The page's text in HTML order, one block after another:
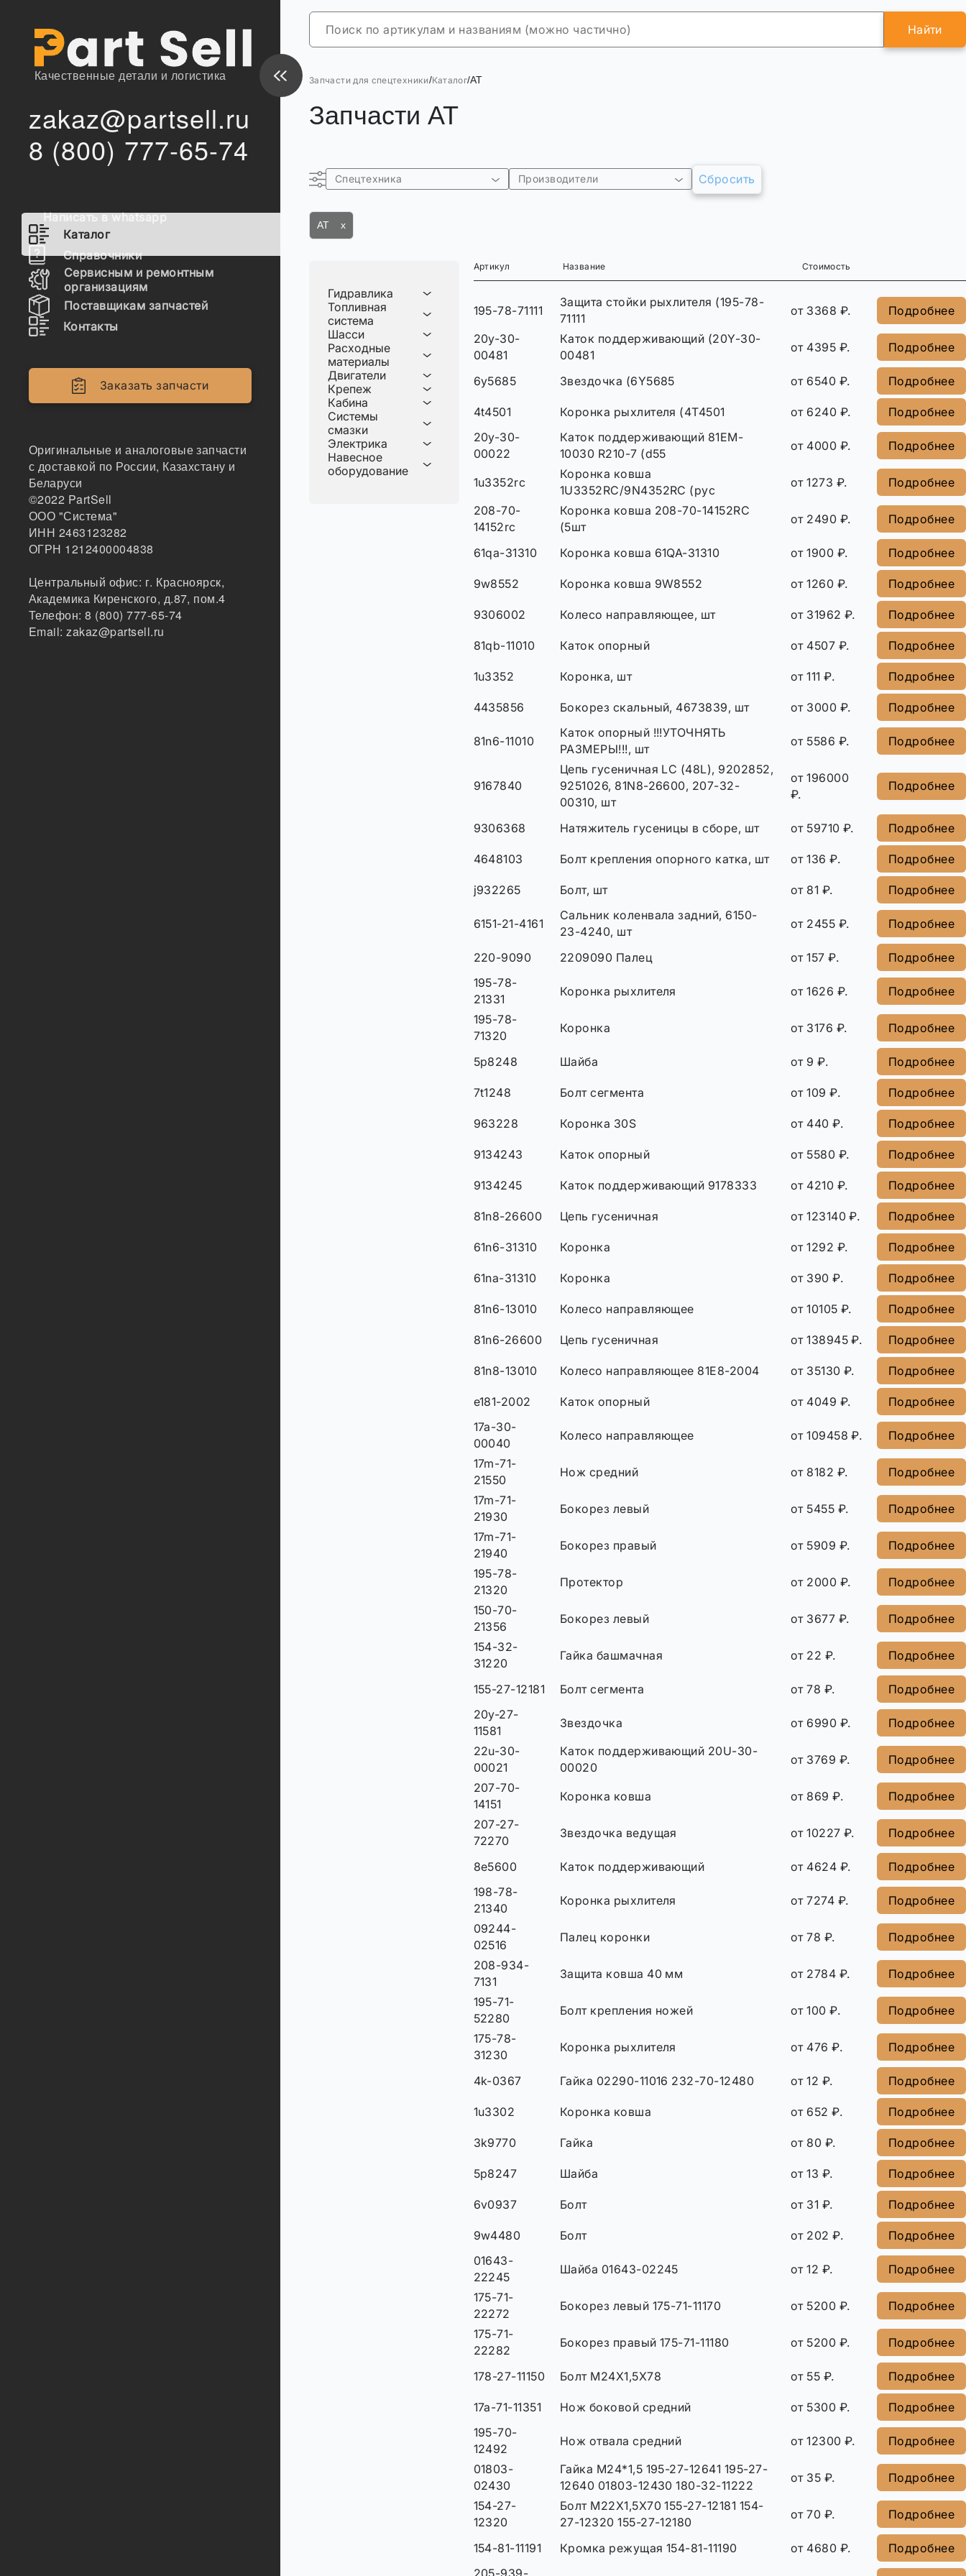
Качественные детали и логистика
zakaz@partsell.ru
8 (800) 777-65-74
Написать в whatsapp
Каталог
Справочники
Сервисным и ремонтным
организациям
Поставщикам запчастей
Контакты
Заказать запчасти
Оригинальные и аналоговые запчасти
с доставкой по России, Казахстану и
Беларуси
©2022 PartSell
ООО "Система"
ИНН 2463123282
ОГРН 1212400004838
Центральный офис: г. Красноярск,
Академика Киренского, д.87, пом.4
Телефон:8 (800) 777-65-74
Email:zakaz@partsell.ru
Найти
Запчасти для спецтехники/Каталог/AT
Запчасти AT
Гидравлика
Топливная
система
Шасси
Расходные
материалы
Двигатели
Крепеж
Кабина
Системы
смазки
Электрика
Навесное
оборудование
Спецтехника Производители Сбросить
AT x
Артикул Название Стоимость
195-78-71111
Защита стойки рыхлителя (195-78-
71111
от 3368 ₽.
Подробнее
20y-30-
00481
Каток поддерживающий (20Y-30-
00481
от 4395 ₽. Подробнее
6y5685 Звездочка (6Y5685 от 6540 ₽. Подробнее
4t4501 Коронка рыхлителя (4T4501 от 6240 ₽.
Подробнее
20y-30-
00022
Каток поддерживающий 81EM-
10030 R210-7 (d55
от 4000 ₽. Подробнее
1u3352rc
Коронка ковша
1U3352RC/9N4352RC (рус
от 1273 ₽.
Подробнее
208-70-
14152rc
Коронка ковша 208-70-14152RC
(5шт
от 2490 ₽. Подробнее
61qa-31310 Коронка ковша 61QA-31310 от 1900 ₽. Подробнее
9w8552 Коронка ковша 9W8552 от 1260 ₽. Подробнее
9306002 Колесо направляющее, шт от 31962 ₽. Подробнее
81qb-11010 Каток опорный от 4507 ₽. Подробнее
1u3352 Коронка, шт от 111 ₽. Подробнее
4435856 Бокорез скальный, 4673839, шт от 3000 ₽. Подробнее
81n6-11010
Каток опорный !!!УТОЧНЯТЬ
РАЗМЕРЫ!!!, шт
от 5586 ₽. Подробнее
9167840
Цепь гусеничная LC (48L), 9202852,
9251026, 81N8-26600, 207-32-
00310, шт
от 196000
₽.
Подробнее
9306368 Натяжитель гусеницы в сборе, шт от 59710 ₽. Подробнее
4648103 Болт крепления опорного катка, шт от 136 ₽. Подробнее
j932265 Болт, шт от 81 ₽. Подробнее
6151-21-4161
Сальник коленвала задний, 6150-
23-4240, шт
от 2455 ₽. Подробнее
220-9090 2209090 Палец от 157 ₽.
Подробнее
195-78-
21331
Коронка рыхлителя от 1626 ₽.
Подробнее
195-78-
71320
Коронка от 3176 ₽. Подробнее
5p8248 Шайба от 9 ₽. Подробнее
7t1248 Болт сегмента от 109 ₽. Подробнее
963228 Коронка 30S от 440 ₽. Подробнее
9134243 Каток опорный от 5580 ₽. Подробнее
9134245 Каток поддерживающий 9178333 от 4210 ₽. Подробнее
81n8-26600 Цепь гусеничная от 123140 ₽. Подробнее
61n6-31310 Коронка от 1292 ₽. Подробнее
61na-31310 Коронка от 390 ₽. Подробнее
81n6-13010 Колесо направляющее от 10105 ₽. Подробнее
81n6-26600 Цепь гусеничная от 138945 ₽. Подробнее
81n8-13010 Колесо направляющее 81E8-2004 от 35130 ₽. Подробнее
e181-2002 Каток опорный от 4049 ₽.
Подробнее
17a-30-
00040
Колесо направляющее от 109458 ₽.
Подробнее
17m-71-
21550
Нож средний от 8182 ₽.
Подробнее
17m-71-
21930
Бокорез левый от 5455 ₽.
Подробнее
17m-71-
21940
Бокорез правый от 5909 ₽.
Подробнее
195-78-
21320
Протектор от 2000 ₽.
Подробнее
150-70-
21356
Бокорез левый от 3677 ₽.
Подробнее
154-32-
31220
Гайка башмачная от 22 ₽. Подробнее
155-27-12181 Болт сегмента от 78 ₽.
Подробнее
20y-27-
11581
Звездочка от 6990 ₽.
Подробнее
22u-30-
00021
Каток поддерживающий 20U-30-
00020
от 3769 ₽.
Подробнее
207-70-
14151
Коронка ковша от 869 ₽.
Подробнее
207-27-
72270
Звездочка ведущая от 10227 ₽. Подробнее
8e5600 Каток поддерживающий от 4624 ₽.
Подробнее
198-78-
21340
Коронка рыхлителя от 7274 ₽.
Подробнее
09244-
02516
Палец коронки от 78 ₽.
Подробнее
208-934-
7131
Защита ковша 40 мм от 2784 ₽.
Подробнее
195-71-
52280
Болт крепления ножей от 100 ₽.
Подробнее
175-78-
31230
Коронка рыхлителя от 476 ₽. Подробнее
4k-0367 Гайка 02290-11016 232-70-12480 от 12 ₽. Подробнее
1u3302 Коронка ковша от 652 ₽. Подробнее
3k9770 Гайка от 80 ₽. Подробнее
5p8247 Шайба от 13 ₽. Подробнее
6v0937 Болт от 31 ₽. Подробнее
9w4480 Болт от 202 ₽.
Подробнее
01643-
22245
Шайба 01643-02245 от 12 ₽.
Подробнее
175-71-
22272
Бокорез левый 175-71-11170 от 5200 ₽.
Подробнее
175-71-
22282
Бокорез правый 175-71-11180 от 5200 ₽. Подробнее
178-27-11150 Болт M24X1,5X78 от 55 ₽. Подробнее
17a-71-11351 Нож боковой средний от 5300 ₽.
Подробнее
195-70-
12492
Нож отвала средний от 12300 ₽.
Подробнее
01803-
02430
Гайка М24*1,5 195-27-12641 195-27-
12640 01803-12430 180-32-11222
от 35 ₽.
Подробнее
154-27-
12320
Болт M22X1,5X70 155-27-12181 154-
27-12320 155-27-12180
от 70 ₽. Подробнее
154-81-11191 Кромка режущая 154-81-11190 от 4680 ₽.
Подробнее
205-939-